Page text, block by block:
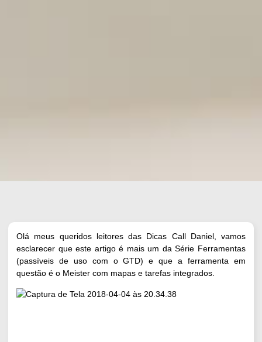
Olá meus queridos leitores das Dicas Call Daniel, vamos
esclarecer que este artigo é mais um daSérie Ferramentas
(passíveis de uso com o GTD) e que a ferramenta em
questão é o Meister com mapas e tarefas integrados.